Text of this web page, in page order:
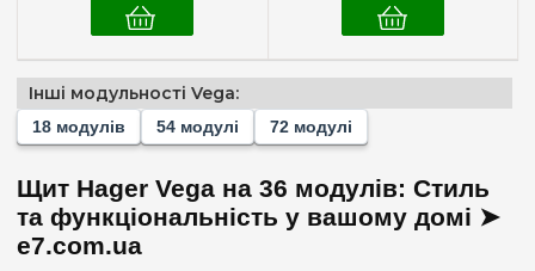
Непрозора(1)
Прозора(1)
Інші модульності Vega:
18 модулів 54 модулі 72 модулі
Щит Hager Vega на 36 модулів: Стиль
та функціональність у вашому домі ➤
e7.com.ua